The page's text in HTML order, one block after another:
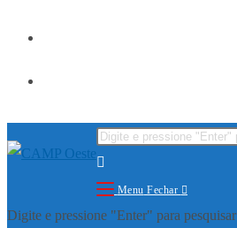
Menu Fechar
Digite e pressione "Enter" para pesquisar